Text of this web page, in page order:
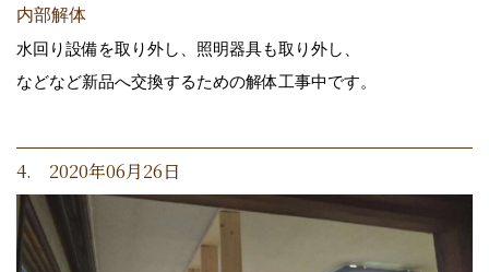
内部解体
水回り設備を取り外し、照明器具も取り外し、
などなど新品へ交換するための解体工事中です。
4. 2020年06月26日